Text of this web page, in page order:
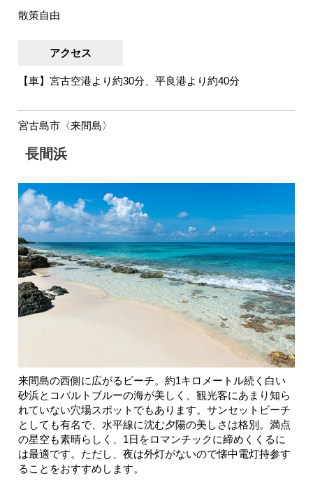
散策自由
アクセス
【車】宮古空港より約30分、平良港より約40分
宮古島市〈来間島〉
長間浜
来間島の西側に広がるビーチ。約1キロメートル続く白い
砂浜とコバルトブルーの海が美しく、観光客にあまり知ら
れていない穴場スポットでもあります。サンセットビーチ
としても有名で、水平線に沈む夕陽の美しさは格別。満点
の星空も素晴らしく、1日をロマンチックに締めくくるに
は最適です。ただし、夜は外灯がないので懐中電灯持参す
ることをおすすめします。